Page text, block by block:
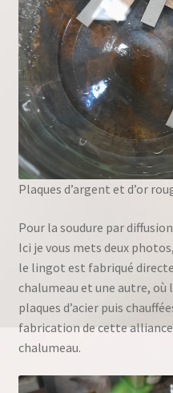
Plaques d’argent et d’or
Pour la soudure par
Ici je vous mets deux
le lingot est fabriqué
chalumeau et une autre,
plaques d’acier puis
fabrication de cette
chalumeau.